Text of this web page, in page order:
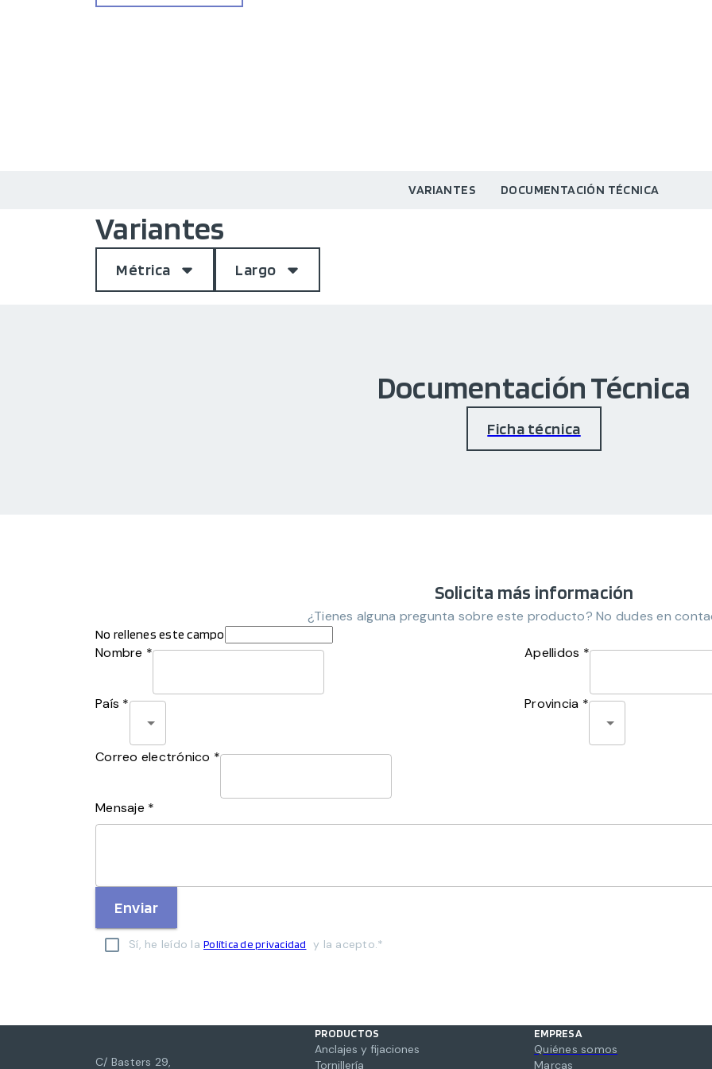
VARIANTES DOCUMENTACIÓN TÉCNICA
Variantes
Métrica Largo
Documentación Técnica
Ficha técnica
Solicita más información
¿Tienes alguna pregunta sobre este producto? No dudes en
No rellenes este campo
Nombre * Apellidos *
País * Provincia *
Correo electrónico *
Mensaje *
Enviar
Sí, he leído la Política de privacidad y la acepto.*
C/ Basters 29,
PRODUCTOS
Anclajes y fijaciones
Tornillería
EMPRESA
Quiénes somos
Marcas